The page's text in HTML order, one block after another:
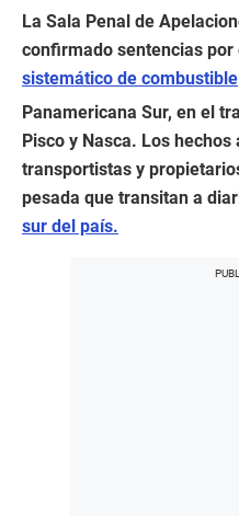
La Sala Penal de
confirmado sentencias por
sistemático de combustible
Panamericana Sur, en el
Pisco y Nasca. Los
transportistas y
pesada que transitan a
sur del país.